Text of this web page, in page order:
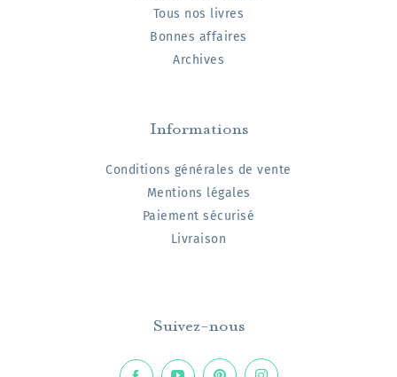
Tous nos livres
Bonnes affaires
Archives
Informations
Conditions générales de vente
Mentions légales
Paiement sécurisé
Livraison
Suivez-nous